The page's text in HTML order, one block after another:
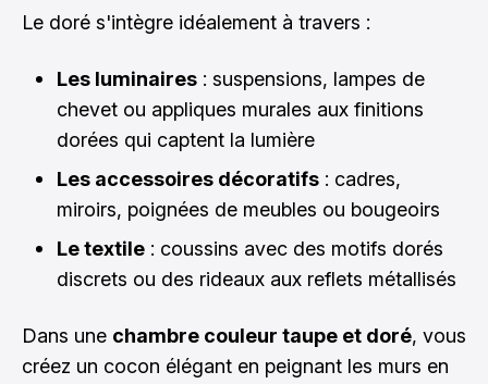
Le doré s'intègre idéalement à travers :
Les luminaires : suspensions, lampes de
chevet ou appliques murales aux finitions
dorées qui captent la lumière
Les accessoires décoratifs : cadres,
miroirs, poignées de meubles ou bougeoirs
Le textile : coussins avec des motifs dorés
discrets ou des rideaux aux reflets métallisés
Dans une chambre couleur taupe et doré, vous
créez un cocon élégant en peignant les murs en